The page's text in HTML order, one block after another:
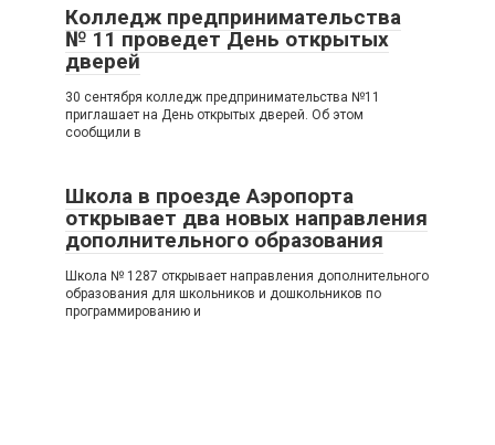
Колледж предпринимательства
№ 11 проведет День открытых
дверей
30 сентября колледж предпринимательства №11
приглашает на День открытых дверей. Об этом
сообщили в
Школа в проезде Аэропорта
открывает два новых направления
дополнительного образования
Школа № 1287 открывает направления дополнительного
образования для школьников и дошкольников по
программированию и